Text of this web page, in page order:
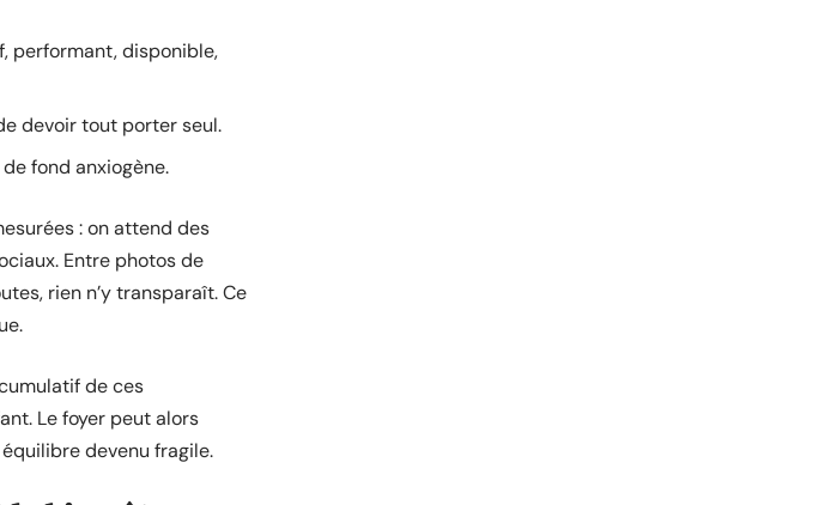
performant, disponible,
devoir tout porter seul.
fond anxiogène.
: on attend des
Entre photos de
rien n’y transparaît. Ce
de ces
Le foyer peut alors
devenu fragile.